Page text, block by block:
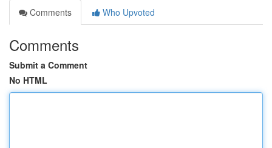
Comments
Who Upvoted
Comments
Submit a Comment
No HTML